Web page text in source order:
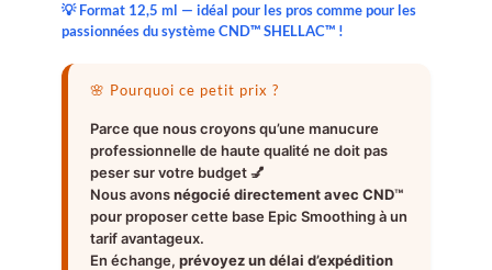
💡 Format 12,5 ml — idéal pour les pros comme pour les
passionnées du système CND™ SHELLAC™ !
🌸 Pourquoi ce petit prix ?
Parce que nous croyons qu’une manucure
professionnelle de haute qualité ne doit pas
peser sur votre budget 💅
Nous avonsnégocié directement avec CND™
pour proposer cette base Epic Smoothing à un
tarif avantageux.
En échange,prévoyez un délai d’expédition